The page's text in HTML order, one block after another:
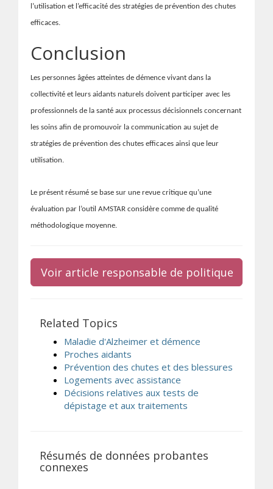
l’utilisation et l’efficacité des stratégies de prévention des chutes
efficaces.
Conclusion
Les personnes âgées atteintes de démence vivant dans la
collectivité et leurs aidants naturels doivent participer avec les
professionnels de la santé aux processus décisionnels concernant
les soins afin de promouvoir la communication au sujet de
stratégies de prévention des chutes efficaces ainsi que leur
utilisation.
Le présent résumé se base sur une revue critique qu’une
évaluation par l’outil AMSTAR considère comme de qualité
méthodologique moyenne.
Voir article responsable de politique
Related Topics
Maladie d'Alzheimer et démence
Proches aidants
Prévention des chutes et des blessures
Logements avec assistance
Décisions relatives aux tests de
dépistage et aux traitements
Résumés de données probantes
connexes